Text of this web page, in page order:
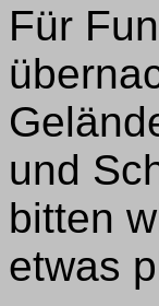
Für
und
bitten
etwas